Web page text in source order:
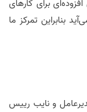
برای کار‌های
بنابراین تمرکز ما
و نایب رییس